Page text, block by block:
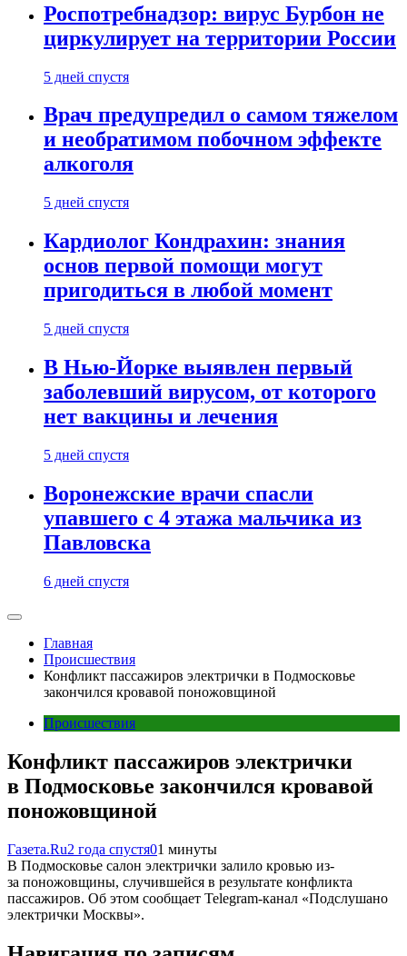
Роспотребнадзор: вирус Бурбон не
циркулирует на территории России
5 дней спустя
Врач предупредил о самом тяжелом
и необратимом побочном эффекте
алкоголя
5 дней спустя
Кардиолог Кондрахин: знания
основ первой помощи могут
пригодиться в любой момент
5 дней спустя
В Нью-Йорке выявлен первый
заболевший вирусом, от которого
нет вакцины и лечения
5 дней спустя
Воронежские врачи спасли
упавшего с 4 этажа мальчика из
Павловска
6 дней спустя
Главная
Происшествия
Конфликт пассажиров электрички в Подмосковье
закончился кровавой поножовщиной
Происшествия
Конфликт пассажиров электрички
в Подмосковье закончился кровавой
поножовщиной
Газета.Ru2 года спустя01 минуты
В Подмосковье салон электрички залило кровью из-
за поножовщины, случившейся в результате конфликта
пассажиров. Об этом сообщает Telegram-канал «Подслушано
электрички Москвы».